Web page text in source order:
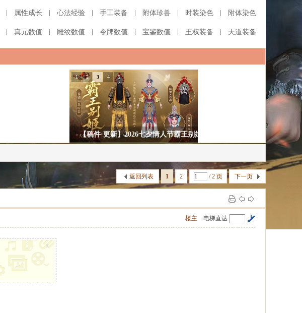
属性成长 心法经验 手工装备 附体珍兽 时装染色 附体染色
真元数值 雕纹数值 令牌数值 宝鉴数值 王权装备 天道装备
【稿件·更新】2026七夕情人节霸王别姬
1 2 3 4 5
1 2 / 2 页 下一页
返回列表
电梯直达
楼主
x